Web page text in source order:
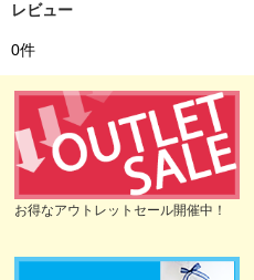
レビュー
0件
お得なアウトレットセール開催中！